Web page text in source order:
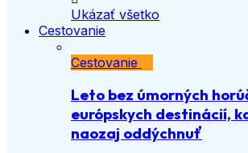
Ukázať všetko
Cestovanie
Cestovanie
Leto bez úmorných
európskych destinácií,
naozaj oddýchnuť